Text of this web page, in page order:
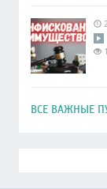
ВСЕ ВАЖНЫЕ